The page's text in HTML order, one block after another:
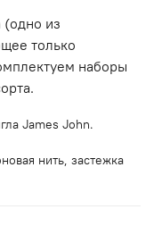
из
только
наборы
James John.
нить, застежка